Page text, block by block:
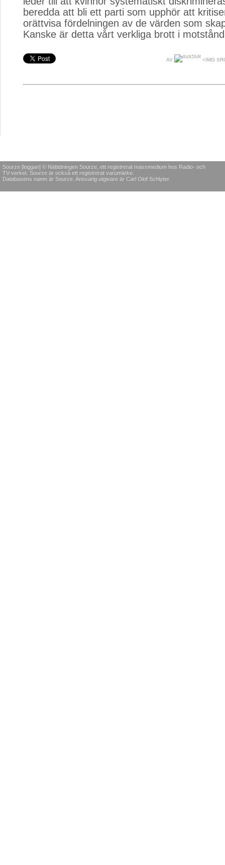
beredda att bli ett parti som upphör att
orättvisa fördelningen av de värden som
Kanske är detta vårt verkliga brott i
AV <IMG
Sourze [loggan] © Nättidningen Sourze, ett registrerat massmedium hos Radio- och
TV-verket. Sourze är också ett registrerat varumärke.
Databasens namn är Sourze. Ansvarig utgivare är Carl Olof Schlyter.